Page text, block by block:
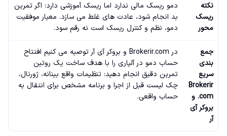
نکته
ریسک
محور
دمو ریسک مالی ندارد اما ریسک آموزشی دارد: اگر تمرین
بد انجام شود، عادت های غلط می سازد. معیار موفقیت
دمو، نظم و کنترل ریسک است نه رقم سود.
جمع
بندی
سریع
Brokerir
.com و
بروکر آی
آر
در Brokerir.com و بروکر آی آر توصیه می کنیم افتتاح
حساب دمو در آلپاری را با هدف ساخت یک روتین
تمرین دقیق انجام دهید: تنظیمات واقع بینانه، ژورنال،
چک لیست قبل از اجرا و برنامه مشخص برای انتقال به
حساب واقعی.